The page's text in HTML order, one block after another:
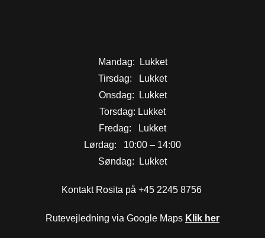
Mandag: Lukket
Tirsdag: Lukket
Onsdag: Lukket
Torsdag: Lukket
Fredag: Lukket
Lørdag: 10:00 – 14:00
Søndag: Lukket
Kontakt Rosita på +45 2245 8756
Rutevejledning via Google Maps Klik her